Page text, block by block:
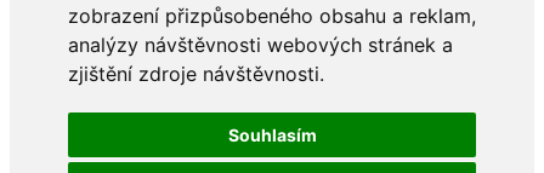
zobrazení přizpůsobeného obsahu a reklam,
analýzy návštěvnosti webových stránek a
zjištění zdroje návštěvnosti.
Souhlasím